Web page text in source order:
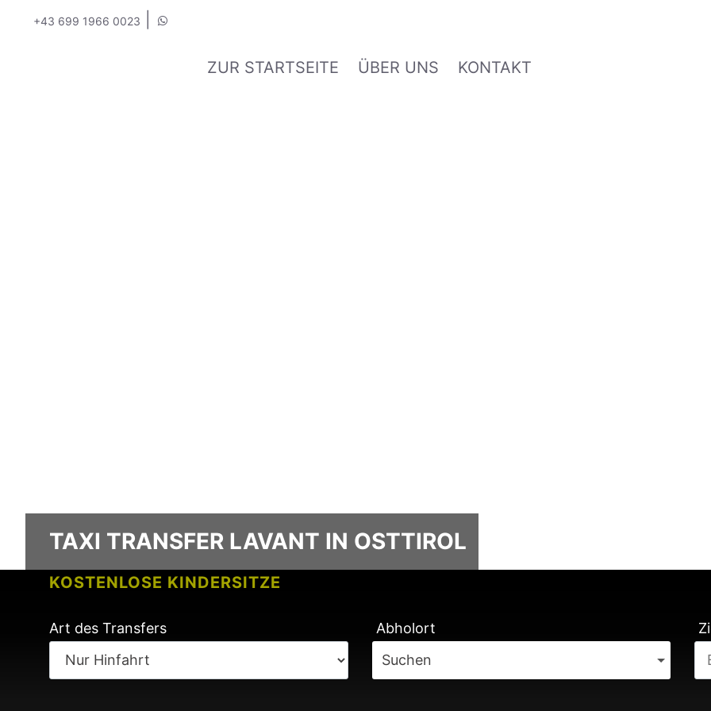
+43 699 1966 0023
ZUR STARTSEITE ÜBER UNS KONTAKT
KOSTENLOSE KINDERSITZE
KEINE GEBÜHREN BEI FLUGVERSPÄTUNG
TAXI TRANSFER LAVANT IN OSTTIROL
Art des Transfers
Abholort
Suchen